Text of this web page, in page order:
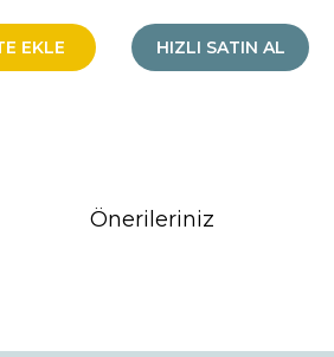
EKLE HIZLI SATIN AL
Önerileriniz